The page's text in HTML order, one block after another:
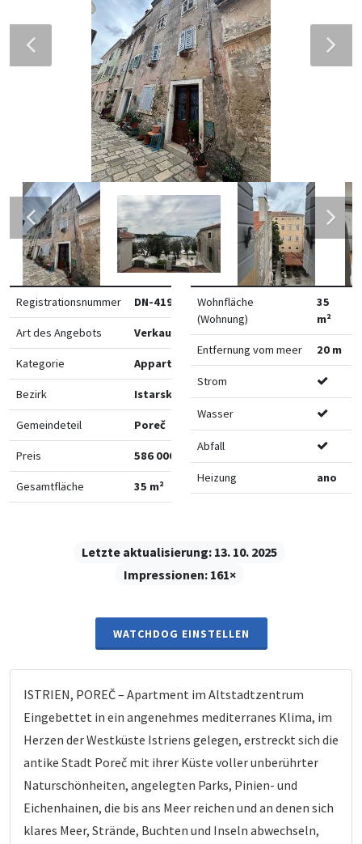
Registrationsnummer DN-41973
Art des Angebots Verkauf
Kategorie Appartements
Bezirk Istarska
Gemeindeteil Poreč
Preis 586 000 €
Gesamtfläche 35 m²
Wohnfläche
(Wohnung)
35
m²
Entfernung vom meer 20 m
Strom
Wasser
Abfall
Heizung ano
Letzte aktualisierung: 13. 10. 2025
Impressionen: 161×
WATCHDOG EINSTELLEN
ISTRIEN, POREČ – Apartment im Altstadtzentrum
Eingebettet in ein angenehmes mediterranes Klima, im
Herzen der Westküste Istriens gelegen, erstreckt sich die
antike Stadt Poreč mit ihrer Küste voller unberührter
Naturschönheiten, angelegten Parks, Pinien- und
Eichenhainen, die bis ans Meer reichen und an denen sich
klares Meer, Strände, Buchten und Inseln abwechseln,